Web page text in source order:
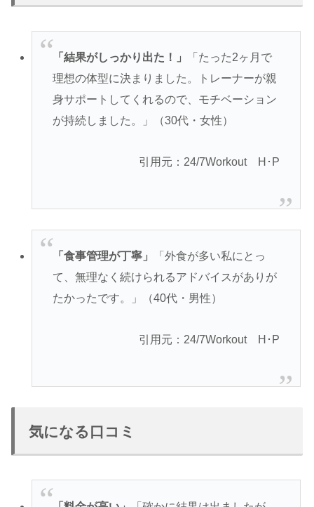
「結果がしっかり出た！」
「たった2ヶ月で
理想の体型に決まりました。トレーナーが親
身サポートしてくれるので、モチベーション
が持続しました。」（30代・女性）
引用元：24/7Workout H･P
「食事管理が丁寧」
「外食が多い私にとっ
て、無理なく続けられるアドバイスがありが
たかったです。」（40代・男性）
引用元：24/7Workout H･P
気になる口コミ